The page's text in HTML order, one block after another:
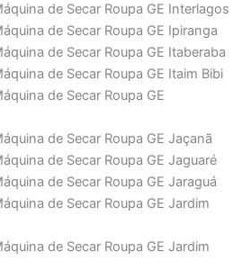
de Secar Roupa GE Interlagos
de Secar Roupa GE Ipiranga
de Secar Roupa GE Itaberaba
de Secar Roupa GE Itaim Bibi
de Secar Roupa GE
de Secar Roupa GE Jaçanã
de Secar Roupa GE Jaguaré
de Secar Roupa GE Jaraguá
de Secar Roupa GE Jardim
de Secar Roupa GE Jardim